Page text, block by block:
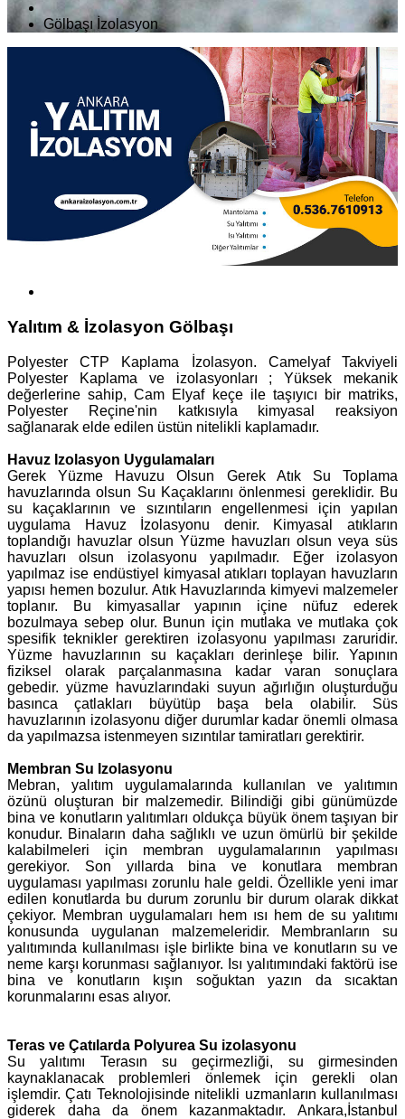
Gölbaşı İzolasyon
Yalıtım & İzolasyon Gölbaşı
Polyester CTP Kaplama İzolasyon. Camelyaf Takviyeli
Polyester Kaplama ve izolasyonları ; Yüksek mekanik
değerlerine sahip, Cam Elyaf keçe ile taşıyıcı bir matriks,
Polyester Reçine'nin katkısıyla kimyasal reaksiyon
sağlanarak elde edilen üstün nitelikli kaplamadır.
Havuz Izolasyon Uygulamaları
Gerek Yüzme Havuzu Olsun Gerek Atık Su Toplama
havuzlarında olsun Su Kaçaklarını önlenmesi gereklidir. Bu
su kaçaklarının ve sızıntıların engellenmesi için yapılan
uygulama Havuz İzolasyonu denir. Kimyasal atıkların
toplandığı havuzlar olsun Yüzme havuzları olsun veya süs
havuzları olsun izolasyonu yapılmadır. Eğer izolasyon
yapılmaz ise endüstiyel kimyasal atıkları toplayan havuzların
yapısı hemen bozulur. Atık Havuzlarında kimyevi malzemeler
toplanır. Bu kimyasallar yapının içine nüfuz ederek
bozulmaya sebep olur. Bunun için mutlaka ve mutlaka çok
spesifik teknikler gerektiren izolasyonu yapılması zaruridir.
Yüzme havuzlarının su kaçakları derinleşe bilir. Yapının
fiziksel olarak parçalanmasına kadar varan sonuçlara
gebedir. yüzme havuzlarındaki suyun ağırlığın oluşturduğu
basınca çatlakları büyütüp başa bela olabilir. Süs
havuzlarının izolasyonu diğer durumlar kadar önemli olmasa
da yapılmazsa istenmeyen sızıntılar tamiratları gerektirir.
Membran Su Izolasyonu
Mebran, yalıtım uygulamalarında kullanılan ve yalıtımın
özünü oluşturan bir malzemedir. Bilindiği gibi günümüzde
bina ve konutların yalıtımları oldukça büyük önem taşıyan bir
konudur. Binaların daha sağlıklı ve uzun ömürlü bir şekilde
kalabilmeleri için membran uygulamalarının yapılması
gerekiyor. Son yıllarda bina ve konutlara membran
uygulaması yapılması zorunlu hale geldi. Özellikle yeni imar
edilen konutlarda bu durum zorunlu bir durum olarak dikkat
çekiyor. Membran uygulamaları hem ısı hem de su yalıtımı
konusunda uygulanan malzemeleridir. Membranların su
yalıtımında kullanılması işle birlikte bina ve konutların su ve
neme karşı korunması sağlanıyor. Isı yalıtımındaki faktörü ise
bina ve konutların kışın soğuktan yazın da sıcaktan
korunmalarını esas alıyor.
Teras ve Çatılarda Polyurea Su izolasyonu
Su yalıtımı Terasın su geçirmezliği, su girmesinden
kaynaklanacak problemleri önlemek için gerekli olan
işlemdir. Çatı Teknolojisinde nitelikli uzmanların kullanılması
giderek daha da önem kazanmaktadır. Ankara,İstanbul